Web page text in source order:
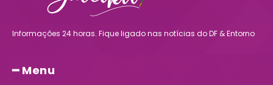
Informações 24 horas. Fique ligado nas notícias do DF & Entorno
━ Menu